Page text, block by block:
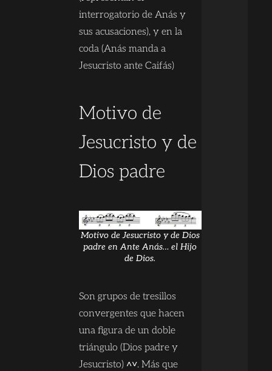
interrogatorio de Anás y
sus acusaciones), y en la
coda (Anás manda a
Jesucristo ante Caifás)
Motivo de
Jesucristo y de
Dios padre
Motivo de Jesucristo y de Dios
padre en Ante Anás… el Hijo
de Dios.
Son grupos de tresillos
convergentes que hacen
una figura de un doble
triángulo (Dios padre y
Jesucristo) ˄˅. Más que